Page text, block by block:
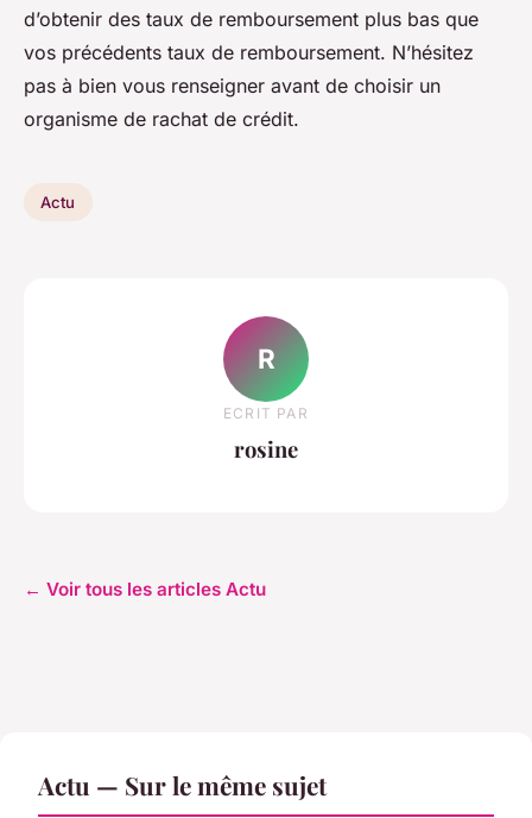
d’obtenir des taux de remboursement plus bas que
vos précédents taux de remboursement. N’hésitez
pas à bien vous renseigner avant de choisir un
organisme de rachat de crédit.
Actu
R
ECRIT PAR
rosine
← Voir tous les articles Actu
Actu — Sur le même sujet